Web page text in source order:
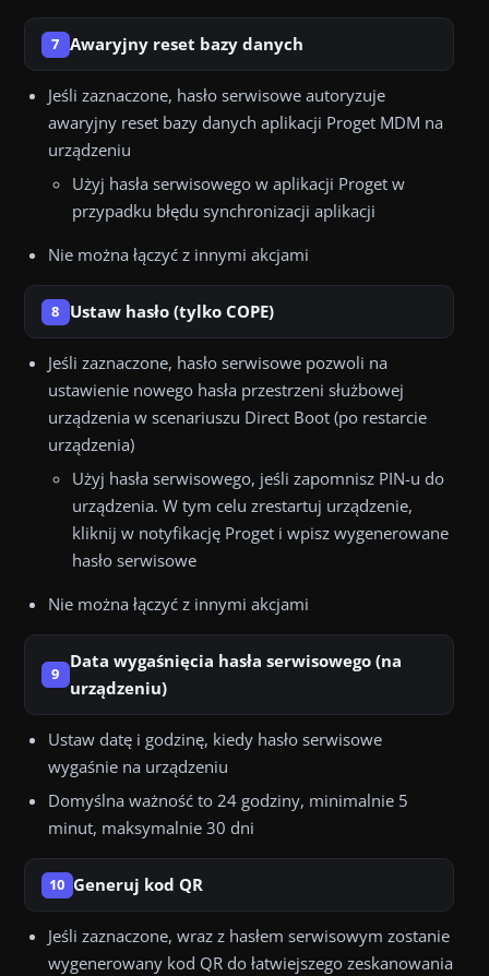
7 Awaryjny reset bazy danych
Jeśli zaznaczone, hasło serwisowe autoryzuje
awaryjny reset bazy danych aplikacji Proget MDM na
urządzeniu
Użyj hasła serwisowego w aplikacji Proget w
przypadku błędu synchronizacji aplikacji
Nie można łączyć z innymi akcjami
8 Ustaw hasło (tylko COPE)
Jeśli zaznaczone, hasło serwisowe pozwoli na
ustawienie nowego hasła przestrzeni służbowej
urządzenia w scenariuszu Direct Boot (po restarcie
urządzenia)
Użyj hasła serwisowego, jeśli zapomnisz PIN-u do
urządzenia. W tym celu zrestartuj urządzenie,
kliknij w notyfikację Proget i wpisz wygenerowane
hasło serwisowe
Nie można łączyć z innymi akcjami
9
Data wygaśnięcia hasła serwisowego (na
urządzeniu)
Ustaw datę i godzinę, kiedy hasło serwisowe
wygaśnie na urządzeniu
Domyślna ważność to 24 godziny, minimalnie 5
minut, maksymalnie 30 dni
10 Generuj kod QR
Jeśli zaznaczone, wraz z hasłem serwisowym zostanie
wygenerowany kod QR do łatwiejszego zeskanowania